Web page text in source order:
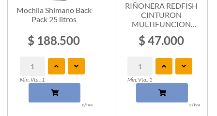
Mochila Shimano Back
Pack 25 litros
$ 188.500
Min. Vta.: 1
c/iva
RIÑONERA REDFISH
CINTURON
MULTIFUNCION
CAMUFLAJE
$ 47.000
Min. Vta.: 1
c/iva